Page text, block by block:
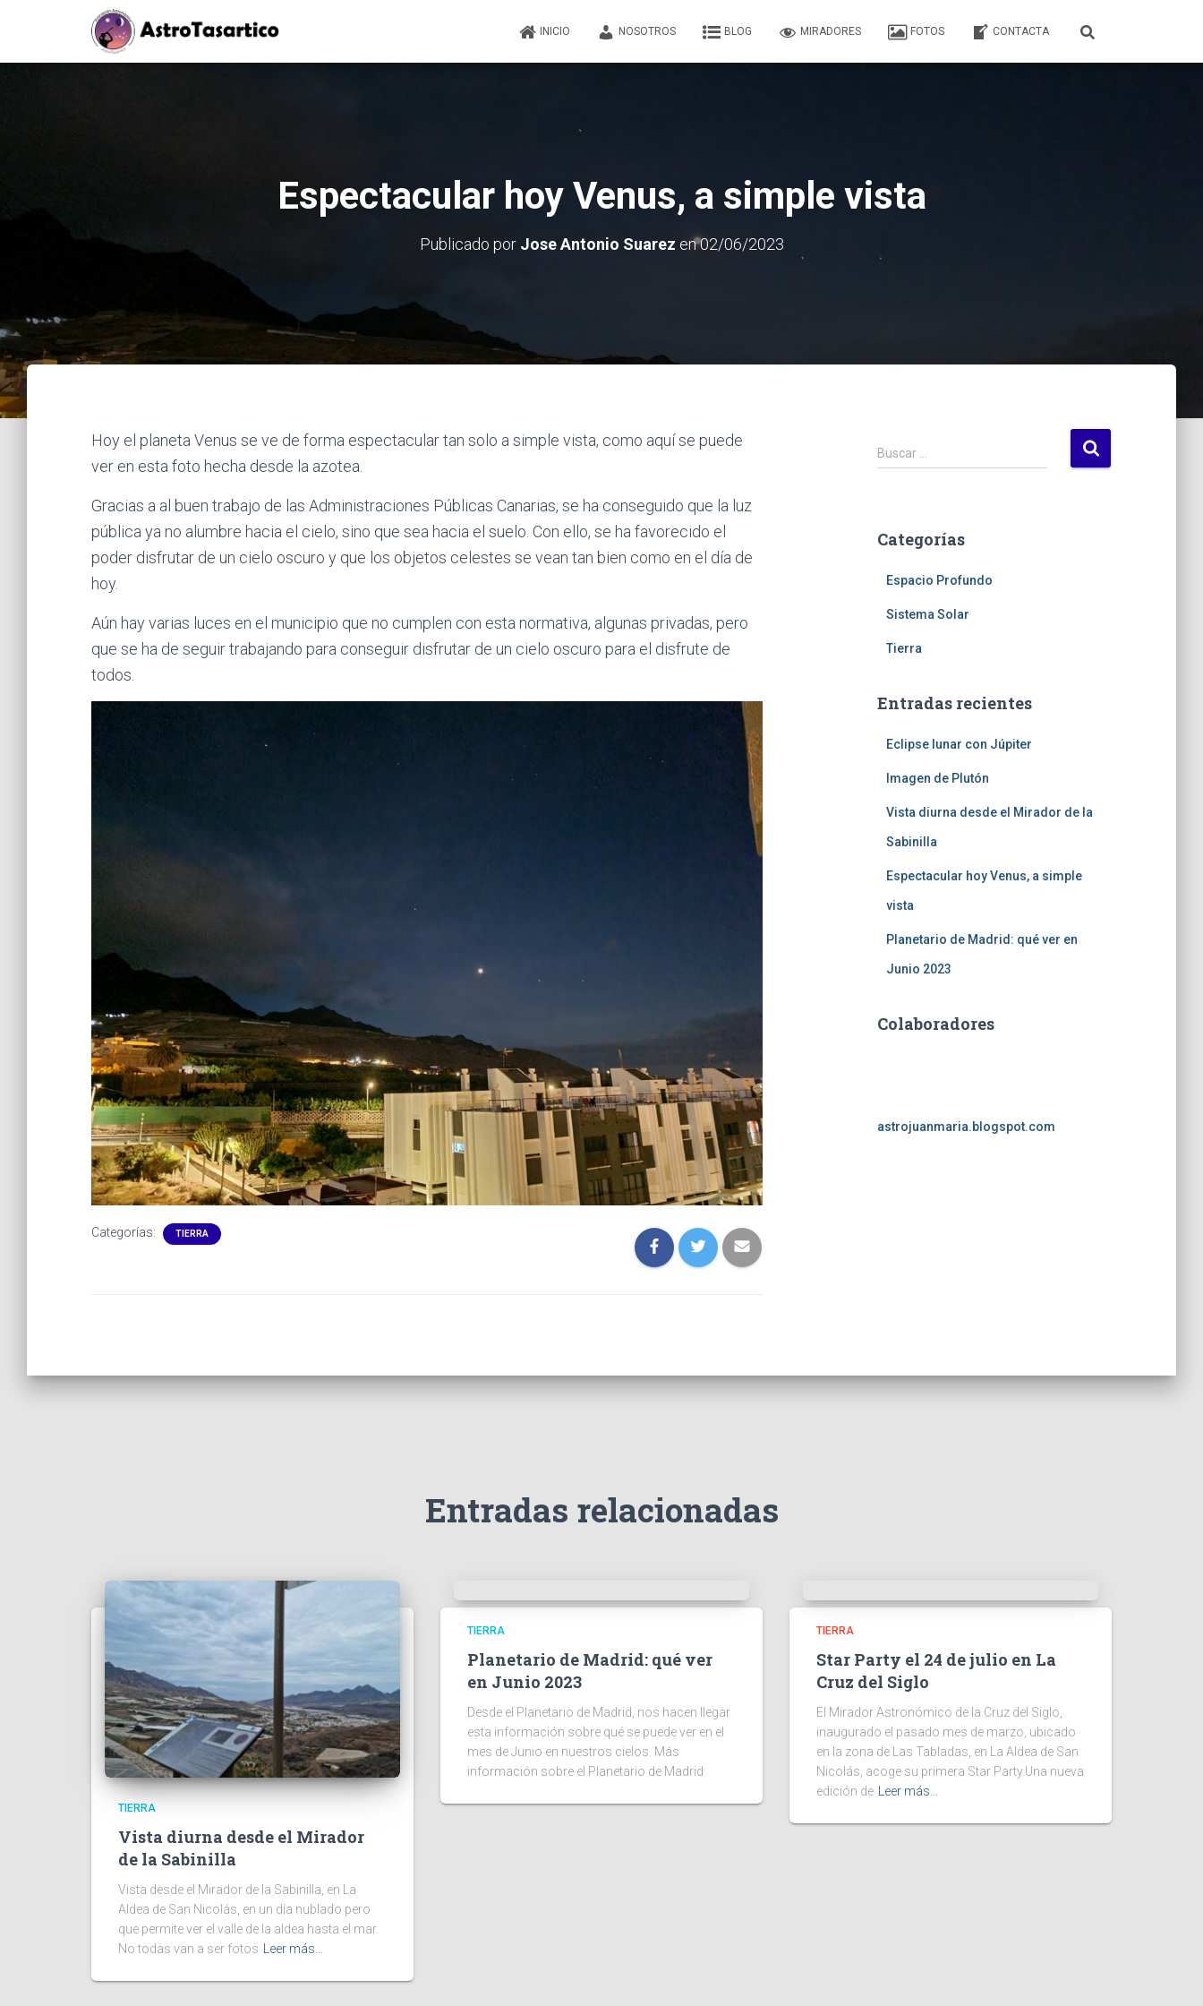
INICIO NOSOTROS BLOG MIRADORES FOTOS CONTACTA
Espectacular hoy Venus, a simple vista
Publicado por Jose Antonio Suarez en02/06/2023
Hoy el planeta Venus se ve de forma espectacular tan solo a simple vista, como aquí se puede
ver en esta foto hecha desde la azotea.
Gracias a al buen trabajo de las Administraciones Públicas Canarias, se ha conseguido que la luz
pública ya no alumbre hacia el cielo, sino que sea hacia el suelo. Con ello, se ha favorecido el
poder disfrutar de un cielo oscuro y que los objetos celestes se vean tan bien como en el día de
hoy.
Aún hay varias luces en el municipio que no cumplen con esta normativa, algunas privadas, pero
que se ha de seguir trabajando para conseguir disfrutar de un cielo oscuro para el disfrute de
todos.
Categorías: TIERRA
B
u
r
Buscar …
Categorías
Espacio Profundo
Sistema Solar
Tierra
Entradas recientes
Eclipse lunar con Júpiter
Imagen de Plutón
Vista diurna desde el Mirador de la
Sabinilla
Espectacular hoy Venus, a simple
vista
Planetario de Madrid: qué ver en
Junio 2023
Colaboradores
astrojuanmaria.blogspot.com
Entradas relacionadas
TIERRA
Vista diurna desde el Mirador
de la Sabinilla
Vista desde el Mirador de la Sabinilla, en La
Aldea de San Nicolás, en un día nublado pero
que permite ver el valle de la aldea hasta el mar.
No todas van a ser fotos
Leer más…
TIERRA
Planetario de Madrid: qué ver
en Junio 2023
Desde el Planetario de Madrid, nos hacen llegar
esta información sobre qué se puede ver en el
mes de Junio en nuestros cielos. Más
información sobre el Planetario de Madrid
TIERRA
Star Party el 24 de julio en La
Cruz del Siglo
El Mirador Astronómico de la Cruz del Siglo,
inaugurado el pasado mes de marzo, ubicado
en la zona de Las Tabladas, en La Aldea de San
Nicolás, acoge su primera Star Party.Una nueva
edición de
Leer más…